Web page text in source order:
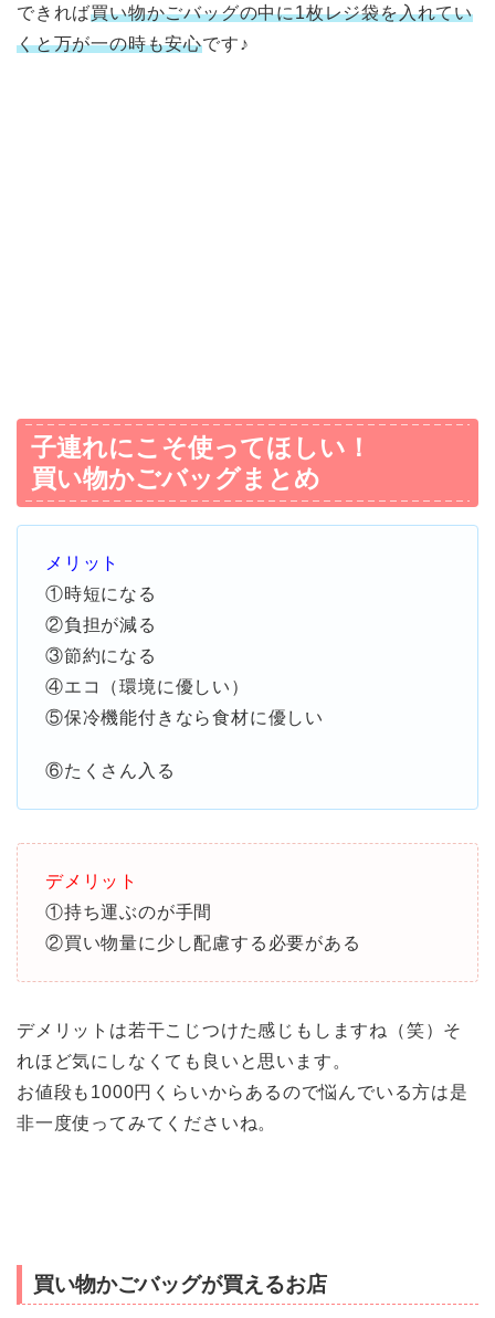
できれば買い物かごバッグの中に1枚レジ袋を入れてい
くと万が一の時も安心です♪
子連れにこそ使ってほしい！
買い物かごバッグまとめ
メリット
①時短になる
②負担が減る
③節約になる
④エコ（環境に優しい）
⑤保冷機能付きなら食材に優しい
⑥たくさん入る
デメリット
①持ち運ぶのが手間
②買い物量に少し配慮する必要がある
デメリットは若干こじつけた感じもしますね（笑）そ
れほど気にしなくても良いと思います。
お値段も1000円くらいからあるので悩んでいる方は是
非一度使ってみてくださいね。
買い物かごバッグが買えるお店